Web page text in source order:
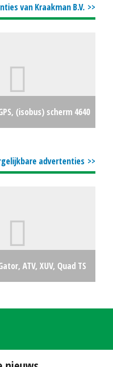
van Kraakman B.V.
(isobus) scherm 4640
advertenties
ATV, XUV, Quad TS